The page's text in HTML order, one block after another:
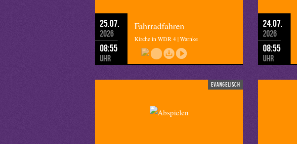
25.07.
2026
08:55
Uhr
Fahrradfahren
Kirche in WDR 4 | Warnke
24.07.
2026
08:55
Uhr
evangelisch